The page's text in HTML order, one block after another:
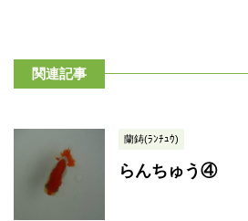
関連記事
蘭鋳(ﾗﾝﾁｭｳ)
らんちゅう④